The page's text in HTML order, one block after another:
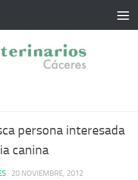
persona interesada
canina
· 20 NOVIEMBRE, 2012